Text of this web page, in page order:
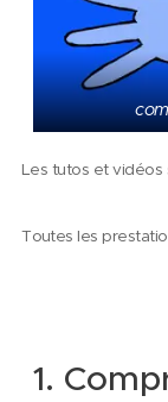
Les tutos et
Toutes les
1.